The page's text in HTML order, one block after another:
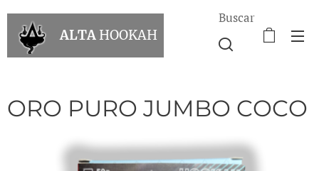
ALTA HOOKAH
Buscar
ORO PURO JUMBO COCO